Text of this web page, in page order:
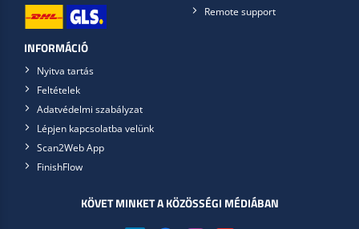
Remote support
INFORMÁCIÓ
Nyitva tartás
Feltételek
Adatvédelmi szabályzat
Lépjen kapcsolatba velünk
Scan2Web App
FinishFlow
KÖVET MINKET A KÖZÖSSÉGI MÉDIÁBAN